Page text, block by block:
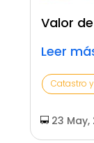
Valor
Leer
Catastro
23 May,